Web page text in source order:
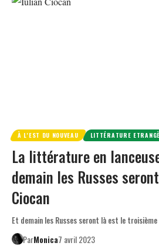
À L'EST DU NOUVEAU LITTÉRATURE
La littérature en
demain les Russes
Ciocan
Et demain les Russes seront là est le
ParMonica7 avril 2023